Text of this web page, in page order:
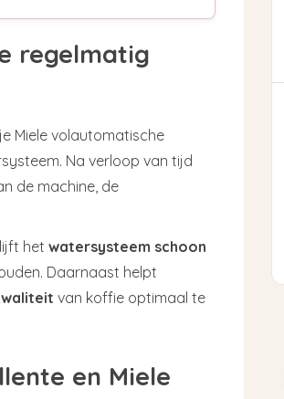
regelmatig
Miele volautomatische
Na verloop van tijd
de machine, de
het watersysteem schoon
Daarnaast helpt
van koffie optimaal te
en Miele